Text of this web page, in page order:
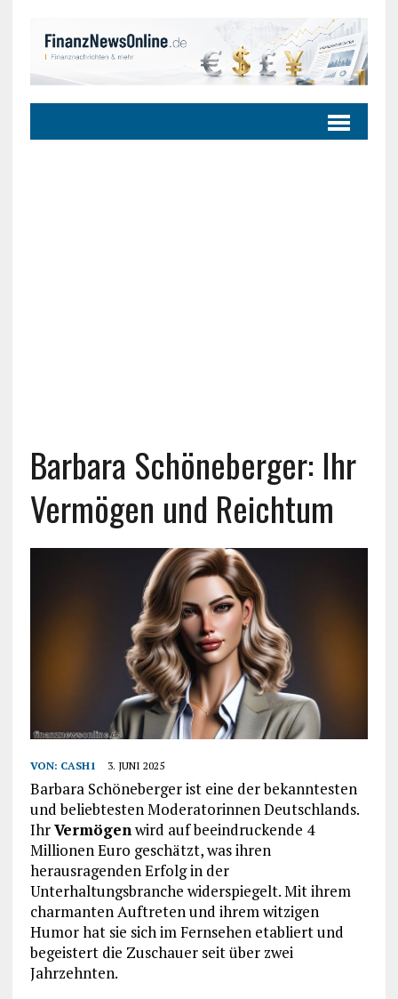
Barbara Schöneberger: Ihr
Vermögen und Reichtum
VON: CASH1 3. JUNI 2025
Barbara Schöneberger ist eine der bekanntesten
und beliebtesten Moderatorinnen Deutschlands.
IhrVermögen wird auf beeindruckende 4
Millionen Euro geschätzt, was ihren
herausragenden Erfolg in der
Unterhaltungsbranche widerspiegelt. Mit ihrem
charmanten Auftreten und ihrem witzigen
Humor hat sie sich im Fernsehen etabliert und
begeistert die Zuschauer seit über zwei
Jahrzehnten.